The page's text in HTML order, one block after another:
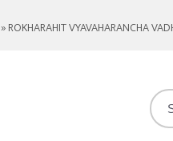
» ROKHARAHIT VYAVAHARANCHA